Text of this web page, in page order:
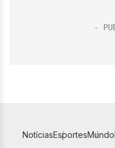
NotíciasEsportesMundo